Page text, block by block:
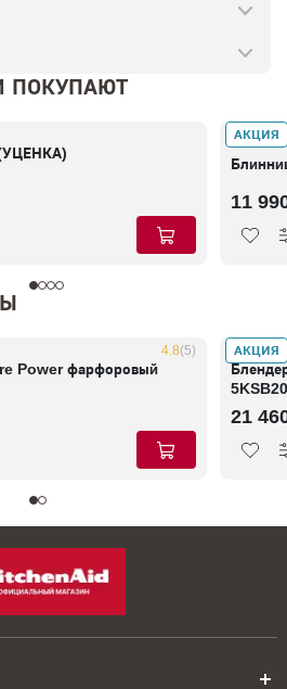
ПОКУПАЮТ
АКЦИЯ
В
11
4.8(5)
Power фарфоровый
АКЦИЯ
В
21